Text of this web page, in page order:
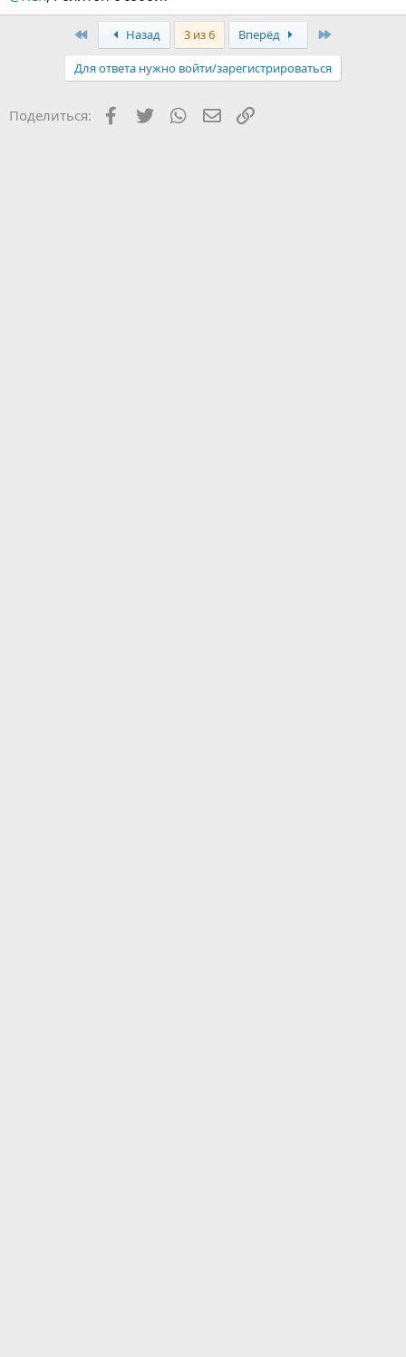
ПервыйНазад 3 из 6 Вперёд
Для ответа нужно войти/зарегистрироваться
Поделиться: Facebook
Twitter WhatsAppЭлектронная почта